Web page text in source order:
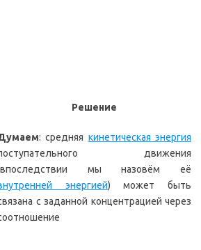
Решение
: средняя кинетическая энергия
движения
мы назовём её
энергией) может быть
с заданной концентрацией через